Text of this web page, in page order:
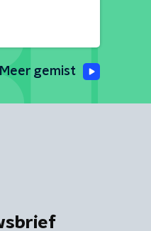
Meer gemist